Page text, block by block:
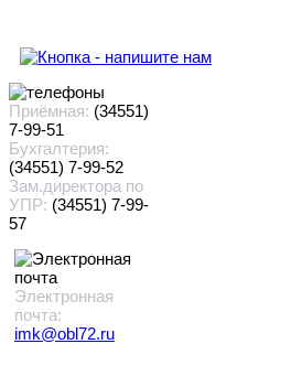
Приёмная: (34551)
7-99-51
Бухгалтерия:
(34551) 7-99-52
Зам.директора по
УПР: (34551) 7-99-
57
Электронная
почта:
imk@obl72.ru